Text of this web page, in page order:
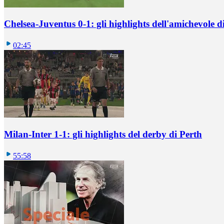
Chelsea-Juventus 0-1: gli highlights dell'amichevole
02:45
Milan-Inter 1-1: gli highlights del derby di Perth
55:58